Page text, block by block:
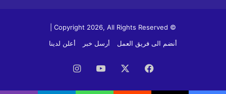
© Copyright 2026, All Rights Reserved |
أنضم الى فريق العمل
أرسل خبر أعلن لدينا
فيسبوك ‫YouTube